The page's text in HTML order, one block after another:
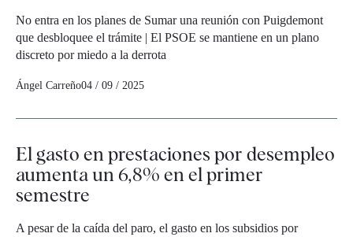
No entra en los planes de Sumar una reunión con Puigdemont
que desbloquee el trámite | El PSOE se mantiene en un plano
discreto por miedo a la derrota
Ángel Carreño04 / 09 / 2025
El gasto en prestaciones por desempleo
aumenta un 6,8% en el primer
semestre
A pesar de la caída del paro, el gasto en los subsidios por